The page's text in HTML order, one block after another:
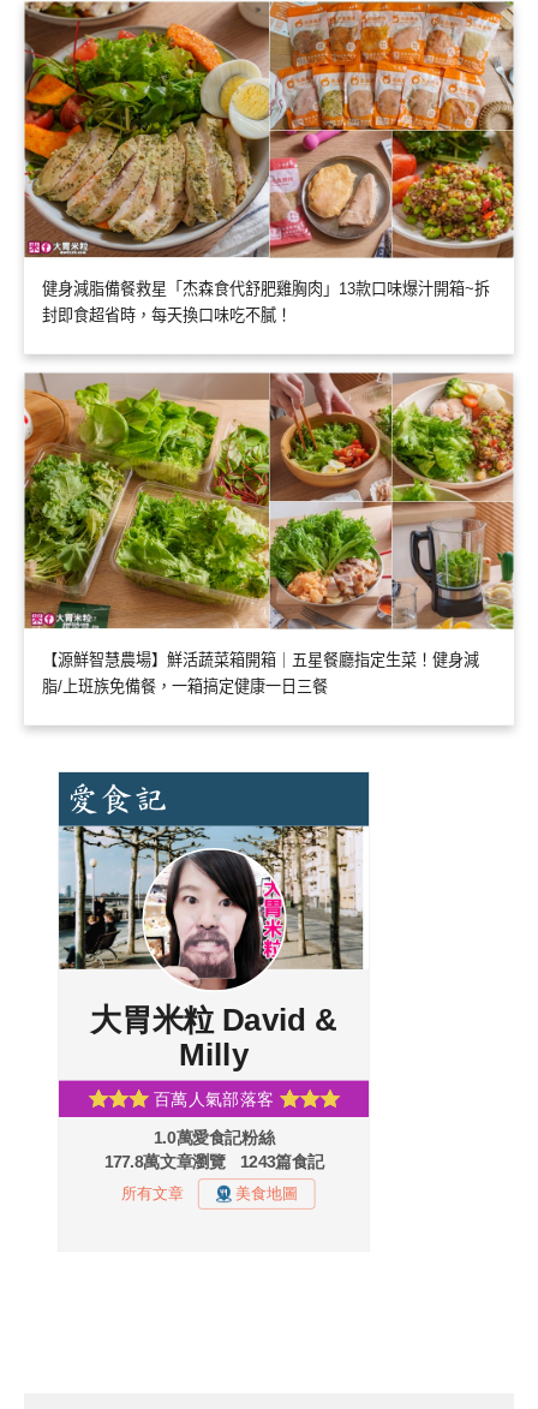
健身減脂備餐救星「杰森食代舒肥雞胸肉」13款口味爆汁開箱~拆
封即食超省時，每天換口味吃不膩！
【源鮮智慧農場】鮮活蔬菜箱開箱｜五星餐廳指定生菜！健身減
脂/上班族免備餐，一箱搞定健康一日三餐